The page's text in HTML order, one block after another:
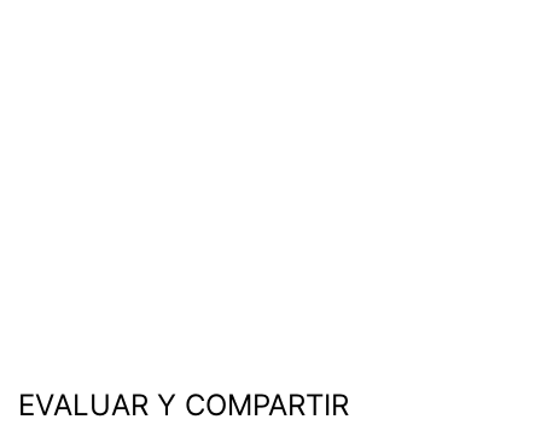
EVALUAR Y COMPARTIR